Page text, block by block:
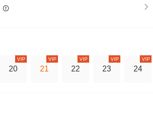
20
VIP
21
VIP
22
VIP
23
VIP
24
VIP